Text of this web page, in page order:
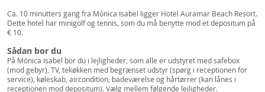
Ca. 10 minutters gang fra Mónica Isabel ligger Hotel Auramar Beach Resort.
Dette hotel har minigolf og tennis, som du må benytte mod et depositum på
€ 10.
Sådan bor du
På Mónica Isabel bor du i lejligheder, som alle er udstyret med safebox
(mod gebyr), TV, tekøkken med begrænset udstyr (spørg i receptionen for
service), køleskab, aircondition, badeværelse og hårtørrer (kan lånes i
receptionen mod depositum). Vælg mellem følgende lejligheder.